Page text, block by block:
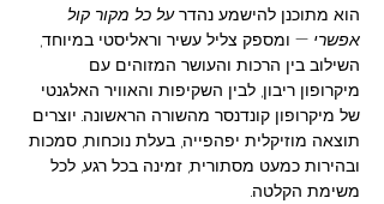
הוא מתוכנן להישמע נהדר על כל מקור קול
אפשרי — ומספק צליל עשיר וראליסטי במיוחד,
השילוב בין הרכות והעושר המזוהים עם
מיקרופון ריבון, לבין השקיפות והאוויר האלגנטי
של מיקרופון קונדנסר מהשורה הראשונה. יוצרים
תוצאה מוזיקלית יפהפייה, בעלת נוכחות, סמכות
ובהירות כמעט מסתורית, זמינה בכל רגע, לכל
משימת הקלטה.